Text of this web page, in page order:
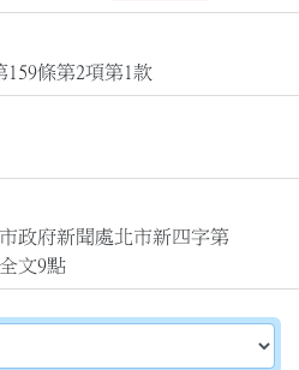
條第2項第1款
政府新聞處北市新四字第
文9點